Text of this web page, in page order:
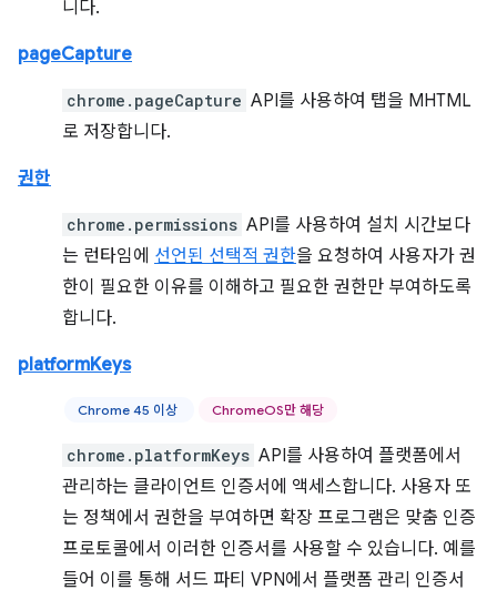
니다.
pageCapture
chrome.pageCapture API를 사용하여 탭을 MHTML
로 저장합니다.
권한
chrome.permissions API를 사용하여 설치 시간보다
는 런타임에 선언된 선택적 권한을 요청하여 사용자가 권
한이 필요한 이유를 이해하고 필요한 권한만 부여하도록
합니다.
platformKeys
Chrome 45 이상 ChromeOS만 해당
chrome.platformKeys API를 사용하여 플랫폼에서
관리하는 클라이언트 인증서에 액세스합니다. 사용자 또
는 정책에서 권한을 부여하면 확장 프로그램은 맞춤 인증
프로토콜에서 이러한 인증서를 사용할 수 있습니다. 예를
들어 이를 통해 서드 파티 VPN에서 플랫폼 관리 인증서